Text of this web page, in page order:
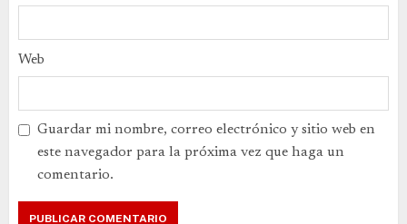
Web
Guardar mi nombre, correo electrónico y sitio web en
este navegador para la próxima vez que haga un
comentario.